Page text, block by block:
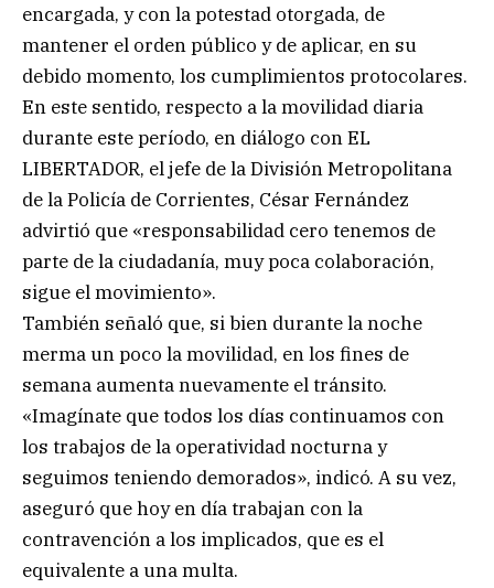
encargada, y con la potestad otorgada, de
mantener el orden público y de aplicar, en su
debido momento, los cumplimientos protocolares.
En este sentido, respecto a la movilidad diaria
durante este período, en diálogo con EL
LIBERTADOR, el jefe de la División Metropolitana
de la Policía de Corrientes, César Fernández
advirtió que «responsabilidad cero tenemos de
parte de la ciudadanía, muy poca colaboración,
sigue el movimiento».
También señaló que, si bien durante la noche
merma un poco la movilidad, en los fines de
semana aumenta nuevamente el tránsito.
«Imagínate que todos los días continuamos con
los trabajos de la operatividad nocturna y
seguimos teniendo demorados», indicó. A su vez,
aseguró que hoy en día trabajan con la
contravención a los implicados, que es el
equivalente a una multa.